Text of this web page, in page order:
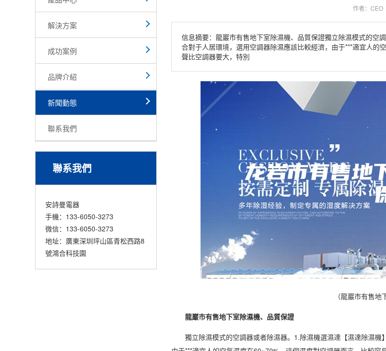
解決方案
成功案例
品牌介紹
新聞動態
聯系我們
聯系我們
安詩曼電器
手機：133-6050-3273
微信：133-6050-3273
地址：廣東深圳坪山區青松西路8
號鴻合科技園
作者：CEO
信息摘要：龍巖市有售地下室除濕機、品質保證獨立除濕模式的空
合對于人居環境，選用空調器除濕應該比較經濟，由于***適宜人
聲比空調器要大，特別
（龍巖市有售地
龍巖市有售地下室除濕機、品質保證
獨立除濕模式的空調器或者除濕器。1.除濕機選濕達【濕達除濕機